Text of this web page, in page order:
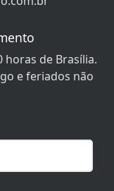
horas de Brasília.
e feriados não